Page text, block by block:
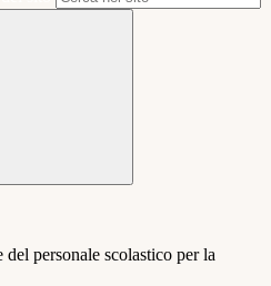
personale scolastico per la